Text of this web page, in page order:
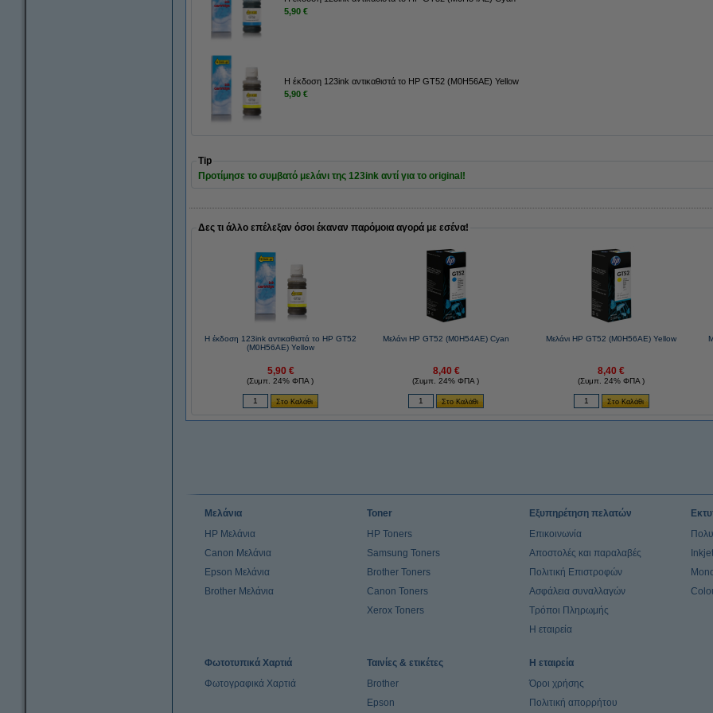
5,90 €
Η έκδοση 123ink αντικαθιστά το HP GT52 (M0H56AE) Yellow
5,90 €
Tip
Προτίμησε το συμβατό μελάνι της 123ink αντί για το original!
Δες τι άλλο επέλεξαν όσοι έκαναν παρόμοια αγορά με εσένα!
Η έκδοση 123ink αντικαθιστά το HP GT52
(M0H56AE) Yellow
5,90 €
(Συμπ. 24% ΦΠΑ )
Μελάνι HP GT52 (M0H54AE) Cyan
8,40 €
(Συμπ. 24% ΦΠΑ )
Μελάνι HP GT52 (M0H56AE) Yellow
8,40 €
(Συμπ. 24% ΦΠΑ )
Μελάνια
HP Μελάνια
Canon Μελάνια
Epson Μελάνια
Brother Μελάνια
Toner
HP Toners
Samsung Toners
Brother Toners
Canon Toners
Xerox Toners
Εξυπηρέτηση πελατών
Επικοινωνία
Αποστολές και παραλαβές
Πολιτική Επιστροφών
Ασφάλεια συναλλαγών
Τρόποι Πληρωμής
Η εταιρεία
Φωτοτυπικά Χαρτιά
Φωτογραφικά Χαρτιά
Ταινίες & ετικέτες
Brother
Epson
Η εταιρεία
Όροι χρήσης
Πολιτική απορρήτου